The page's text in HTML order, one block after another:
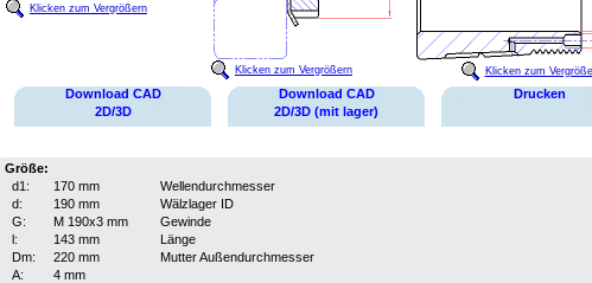
Klicken zum Vergrößern
Klicken zum Vergrößern Klicken zum
Download CAD
2D/3D
Download CAD
2D/3D (mit lager)
Drucken
Größe:
d1:
170 mm
Wellendurchmesser
d:
190 mm
Wälzlager ID
G:
M 190x3 mm
Gewinde
l:
143 mm
Länge
Dm:
220 mm
Mutter Außendurchmesser
A:
4 mm